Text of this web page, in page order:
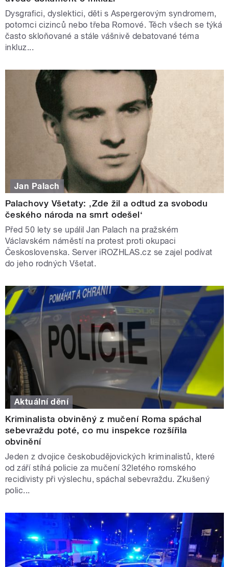
Dysgrafici, dyslektici, děti s Aspergerovým syndromem,
potomci cizinců nebo třeba Romové. Těch všech se týká
často skloňované a stále vášnivě debatované téma
inkluz...
Jan Palach
Palachovy Všetaty: ‚Zde žil a odtud za svobodu
českého národa na smrt odešel‘
Před 50 lety se upálil Jan Palach na pražském
Václavském náměstí na protest proti okupaci
Československa. Server iROZHLAS.cz se zajel podívat
do jeho rodných Všetat.
Aktuální dění
Kriminalista obviněný z mučení Roma spáchal
sebevraždu poté, co mu inspekce rozšířila
obvinění
Jeden z dvojice českobudějovických kriminalistů, které
od září stíhá policie za mučení 32letého romského
recidivisty při výslechu, spáchal sebevraždu. Zkušený
polic...